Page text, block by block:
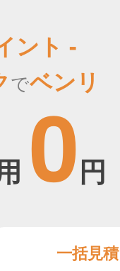
ント -
でベンリ
0円
一括見積